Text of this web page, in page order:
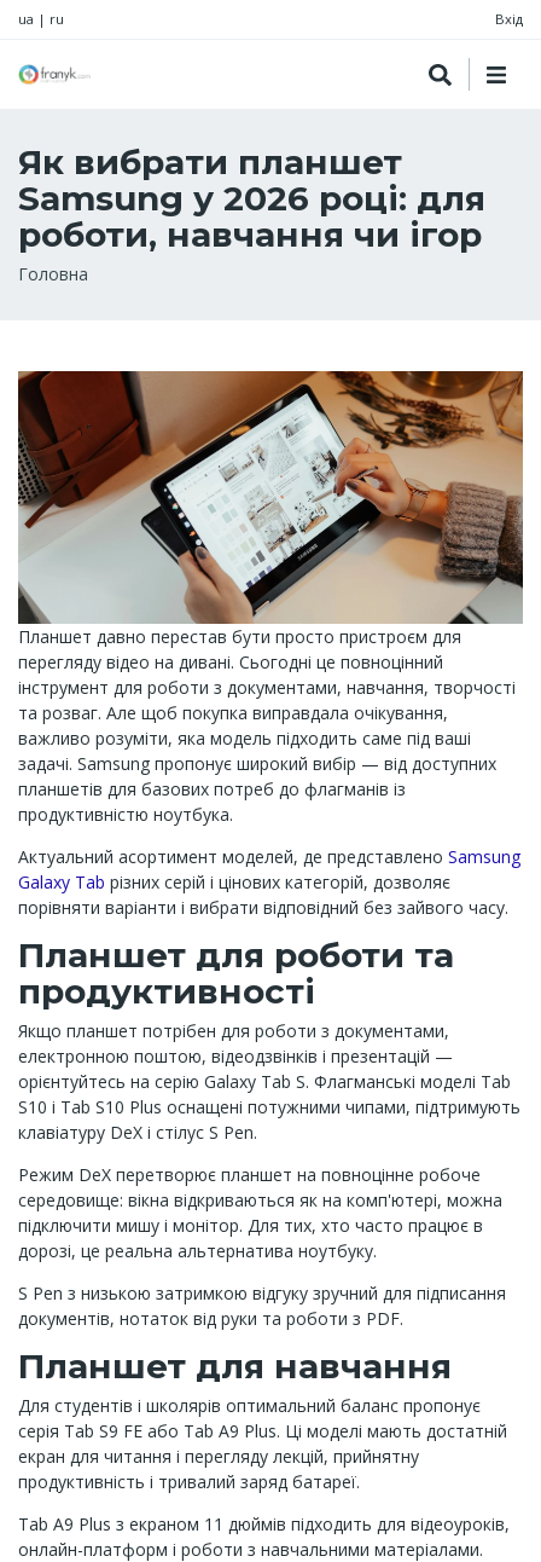
ua | ru Вхід
Як вибрати планшет
Samsung у 2026 році: для
роботи, навчання чи ігор
Рядок
Головна
Планшет давно перестав бути просто пристроєм для
перегляду відео на дивані. Сьогодні це повноцінний
інструмент для роботи з документами, навчання, творчості
та розваг. Але щоб покупка виправдала очікування,
важливо розуміти, яка модель підходить саме під ваші
задачі. Samsung пропонує широкий вибір — від доступних
планшетів для базових потреб до флагманів із
продуктивністю ноутбука.
Актуальний асортимент моделей, де представлено Samsung
Galaxy Tab різних серій і цінових категорій, дозволяє
порівняти варіанти і вибрати відповідний без зайвого часу.
Планшет для роботи та
продуктивності
Якщо планшет потрібен для роботи з документами,
електронною поштою, відеодзвінків і презентацій —
орієнтуйтесь на серію Galaxy Tab S. Флагманські моделі Tab
S10 і Tab S10 Plus оснащені потужними чипами, підтримують
клавіатуру DeX і стілус S Pen.
Режим DeX перетворює планшет на повноцінне робоче
середовище: вікна відкриваються як на комп'ютері, можна
підключити мишу і монітор. Для тих, хто часто працює в
дорозі, це реальна альтернатива ноутбуку.
S Pen з низькою затримкою відгуку зручний для підписання
документів, нотаток від руки та роботи з PDF.
Планшет для навчання
Для студентів і школярів оптимальний баланс пропонує
серія Tab S9 FE або Tab A9 Plus. Ці моделі мають достатній
екран для читання і перегляду лекцій, прийнятну
продуктивність і тривалий заряд батареї.
Tab A9 Plus з екраном 11 дюймів підходить для відеоуроків,
онлайн-платформ і роботи з навчальними матеріалами.